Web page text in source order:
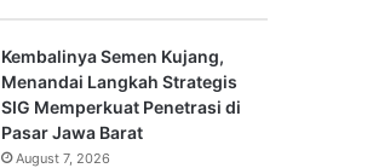
Kembalinya Semen Kujang,
Menandai Langkah Strategis
SIG Memperkuat Penetrasi di
Pasar Jawa Barat
August 7, 2026